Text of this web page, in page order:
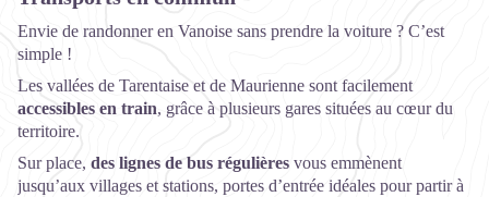
Envie de randonner en Vanoise sans prendre la voiture ? C’est
simple !
Les vallées de Tarentaise et de Maurienne sont facilement
accessibles en train, grâce à plusieurs gares situées au cœur du
territoire.
Sur place, des lignes de bus régulières vous emmènent
jusqu’aux villages et stations, portes d’entrée idéales pour partir à